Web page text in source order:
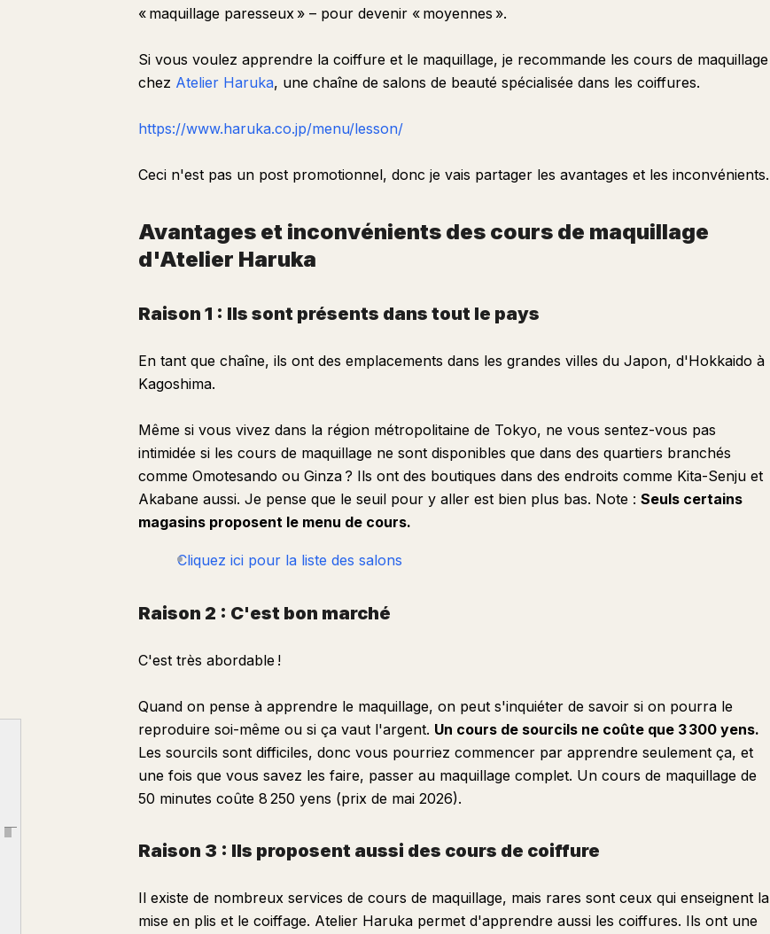
Article outline
Raison 1 : Ils sont présents dans tout le pays
Raison 3 : Ils proposent aussi des cours de coiffure
Raison 4 : Pas de vente agressive
Inconvénient 2 : Le maquillage peut être un peu démodé
Inconvénient 4 : Pas de conseil
« maquillage paresseux » – pour devenir « moyennes ».
Si vous voulez apprendre la coiffure et le maquillage, je recommande les cours de maquillage
chez Atelier Haruka, une chaîne de salons de beauté spécialisée dans les coiffures.
https://www.haruka.co.jp/menu/lesson/
Ceci n'est pas un post promotionnel, donc je vais partager les avantages et les inconvénients.
Avantages et inconvénients des cours de maquillage
d'Atelier Haruka
Raison 1 : Ils sont présents dans tout le pays
En tant que chaîne, ils ont des emplacements dans les grandes villes du Japon, d'Hokkaido à
Kagoshima.
Même si vous vivez dans la région métropolitaine de Tokyo, ne vous sentez-vous pas
intimidée si les cours de maquillage ne sont disponibles que dans des quartiers branchés
comme Omotesando ou Ginza ? Ils ont des boutiques dans des endroits comme Kita-Senju et
Akabane aussi. Je pense que le seuil pour y aller est bien plus bas. Note : Seuls certains
magasins proposent le menu de cours.
Cliquez ici pour la liste des salons
Raison 2 : C'est bon marché
C'est très abordable !
Quand on pense à apprendre le maquillage, on peut s'inquiéter de savoir si on pourra le
reproduire soi-même ou si ça vaut l'argent. Un cours de sourcils ne coûte que 3 300 yens.
Les sourcils sont difficiles, donc vous pourriez commencer par apprendre seulement ça, et
une fois que vous savez les faire, passer au maquillage complet. Un cours de maquillage de
50 minutes coûte 8 250 yens (prix de mai 2026).
Raison 3 : Ils proposent aussi des cours de coiffure
Il existe de nombreux services de cours de maquillage, mais rares sont ceux qui enseignent la
mise en plis et le coiffage. Atelier Haruka permet d'apprendre aussi les coiffures. Ils ont une